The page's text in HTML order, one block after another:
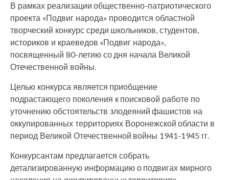
В рамках реализации общественно-патриотического
проекта «Подвиг народа» проводится областной
творческий конкурс среди школьников, студентов,
историков и краеведов «Подвиг народа»,
посвященный 80-летию со дня начала Великой
Отечественной войны.
Целью конкурса является приобщение
подрастающего поколения к поисковой работе по
уточнению обстоятельств злодеяний фашистов на
оккупированных территориях Воронежской области в
период Великой Отечественной войны 1941-1945 гг.
Конкурсантам предлагается собрать
детализированную информацию о подвигах мирного